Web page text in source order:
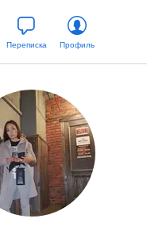
Переписка Профиль